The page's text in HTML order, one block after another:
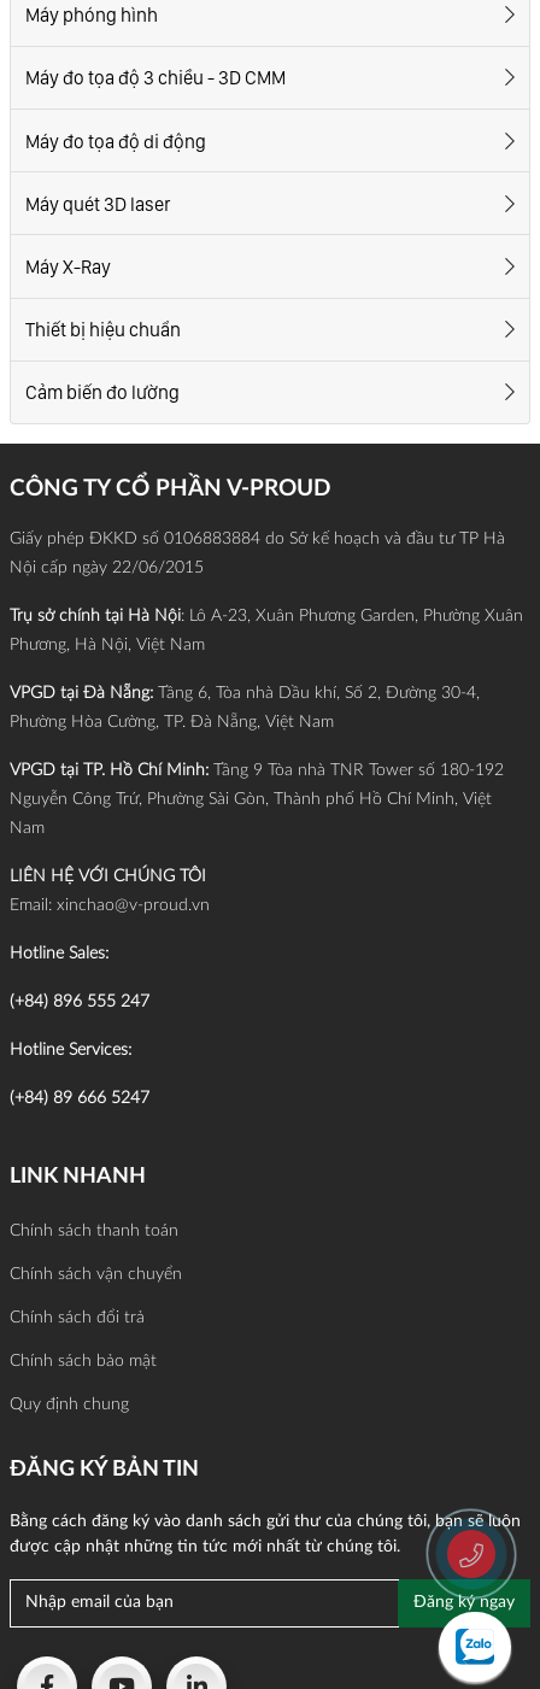
Máy phóng hình
Máy đo tọa độ 3 chiều - 3D CMM
Máy đo tọa độ di động
Máy quét 3D laser
Máy X-Ray
Thiết bị hiệu chuẩn
Cảm biến đo lường
CÔNG TY CỔ PHẦN V-PROUD
Giấy phép ĐKKD số 0106883884 do Sở kế hoạch và đầu tư TP Hà
Nội cấp ngày 22/06/2015
Trụ sở chính tại Hà Nội: Lô A-23, Xuân Phương Garden, Phường Xuân
Phương, Hà Nội, Việt Nam
VPGD tại Đà Nẵng: Tầng 6, Tòa nhà Dầu khí, Số 2, Đường 30-4,
Phường Hòa Cường, TP. Đà Nẵng, Việt Nam
VPGD tại TP. Hồ Chí Minh:
Tầng 9 Tòa nhà TNR Tower số 180-192
Nguyễn Công Trứ, Phường Sài Gòn, Thành phố Hồ Chí Minh, Việt
Nam
LIÊN HỆ VỚI CHÚNG TÔI
Email: xinchao@v-proud.vn
Hotline Sales:
(+84) 896 555 247
Hotline Services:
(+84) 89 666 5247
LINK NHANH
Chính sách thanh toán
Chính sách vận chuyển
Chính sách đổi trả
Chính sách bảo mật
Quy định chung
ĐĂNG KÝ BẢN TIN
Bằng cách đăng ký vào danh sách gửi thư của chúng tôi, bạn sẽ luôn
được cập nhật những tin tức mới nhất từ chúng tôi.